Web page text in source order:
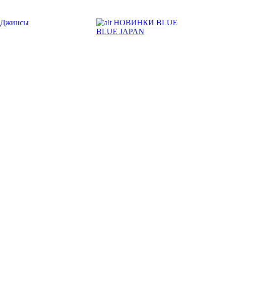
Джинсы
НОВИНКИ BLUE
BLUE JAPAN